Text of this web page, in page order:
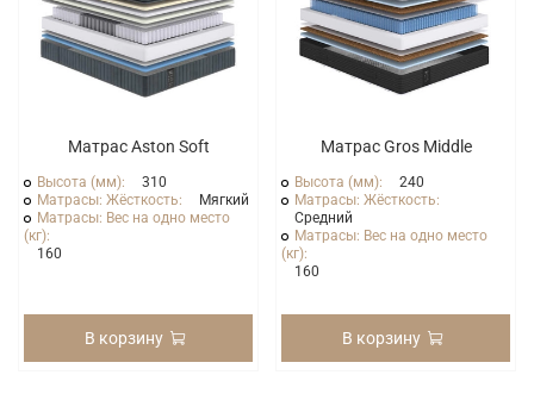
Матрас Aston Soft
Высота (мм):
310
Матрасы: Жёсткость:
Мягкий
Матрасы: Вес на одно место
(кг):
160
В корзину
Матрас Gros Middle
Высота (мм):
240
Матрасы: Жёсткость:
Средний
Матрасы: Вес на одно место
(кг):
160
В корзину